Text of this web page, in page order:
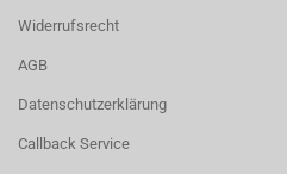
Widerrufsrecht
AGB
Datenschutzerklärung
Callback Service